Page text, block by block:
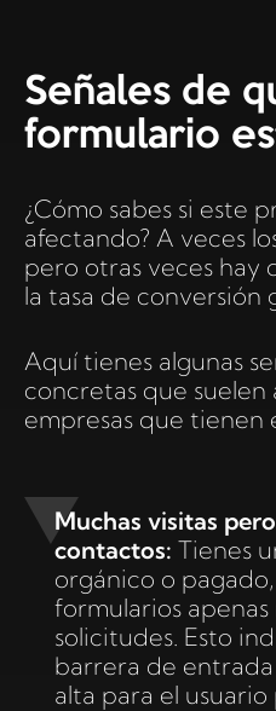
Señales de
formulario
¿Cómo sabes si este
afectando? A veces
pero otras veces hay
la tasa de conversión
Aquí tienes algunas
concretas que suelen
empresas que tienen
Muchas visitas
contactos: Tienes
orgánico o
formularios
solicitudes. Esto
barrera de
alta para el usuario